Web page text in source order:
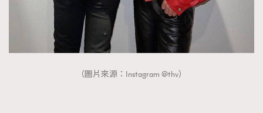
（圖片來源：Instagram @thv）